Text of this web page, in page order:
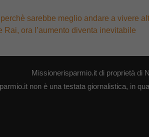
sarebbe meglio andare a vivere
Rai, ora l’aumento diventa inevitabile
Missionerisparmio.it di proprietà di
non è una testata giornalistica, in